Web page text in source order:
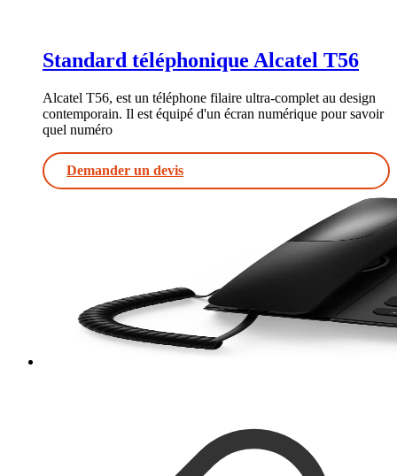
Standard téléphonique Alcatel T56
Alcatel T56, est un téléphone filaire ultra-complet au design
contemporain. Il est équipé d'un écran numérique pour savoir
quel numéro
Demander un devis